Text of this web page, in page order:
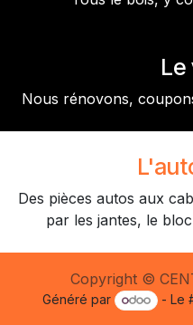
Le
Nous rénovons,
Des pièces autos aux
par les jantes, le
Copyright ©
Généré par - Le